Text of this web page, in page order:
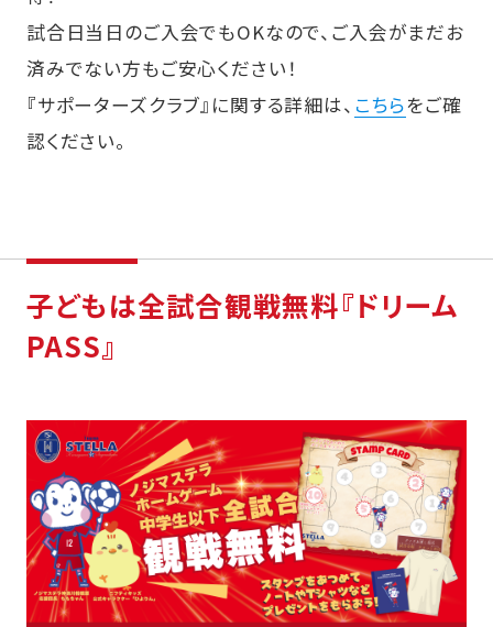
試合日当日のご入会でもOKなので、ご入会がまだお
済みでない方もご安心ください！
『サポーターズクラブ』に関する詳細は、 こちらをご確
認ください。
子どもは全試合観戦無料『ドリーム
PASS』